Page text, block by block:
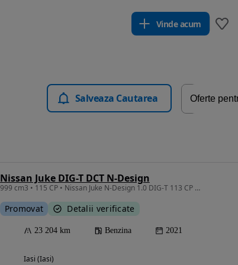
Vinde acum
Salveaza Cautarea
Nissan Juke DIG-T DCT N-Design
999 cm3 • 115 CP • Nissan Juke N-Design 1.0 DIG-T 113 CP DCT, 2WD
Promovat Detalii verificate
23 204 km Benzina 2021
Iasi (Iasi)